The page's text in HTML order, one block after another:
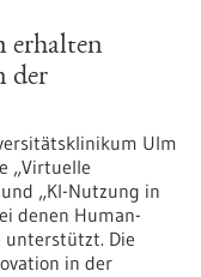
der
Ulm
„Virtuelle
„KI-Nutzung in
denen Human-
unterstützt. Die
in der